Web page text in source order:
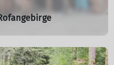
Brigitte